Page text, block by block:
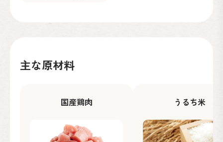
主な原材料
国産鶏肉 うるち米